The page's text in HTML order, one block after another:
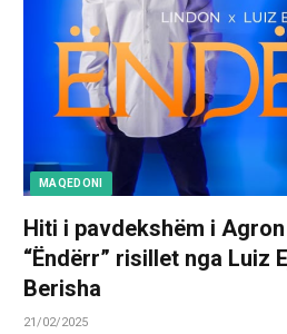
MAQEDONI
Hiti i pavdekshëm i
“Ëndërr” risillet nga Luiz
Berisha
21/02/2025